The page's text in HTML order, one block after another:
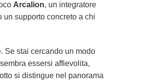
Arcalion, un integratore
un supporto concreto a chi
Se stai cercando un modo
essersi affievolita,
si distingue nel panorama